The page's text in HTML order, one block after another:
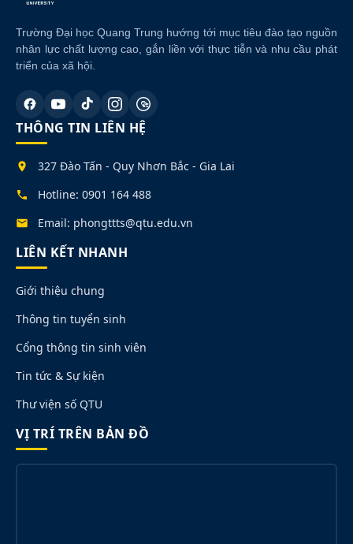
Trường Đại học Quang Trung hướng tới mục tiêu đào tạo nguồn
nhân lực chất lượng cao, gắn liền với thực tiễn và nhu cầu phát
triển của xã hội.
THÔNG TIN LIÊN HỆ
327 Đào Tấn - Quy Nhơn Bắc - Gia Lai
Hotline: 0901 164 488
Email: phongttts@qtu.edu.vn
LIÊN KẾT NHANH
Giới thiệu chung
Thông tin tuyển sinh
Cổng thông tin sinh viên
Tin tức & Sự kiện
Thư viện số QTU
VỊ TRÍ TRÊN BẢN ĐỒ